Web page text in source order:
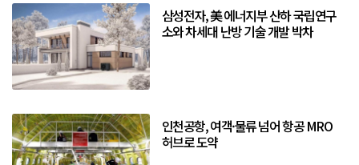
삼성전자, 美 에너지부 산하 국립연구
소와 차세대 난방 기술 개발 박차
인천공항, 여객·물류 넘어 항공 MRO
허브로 도약